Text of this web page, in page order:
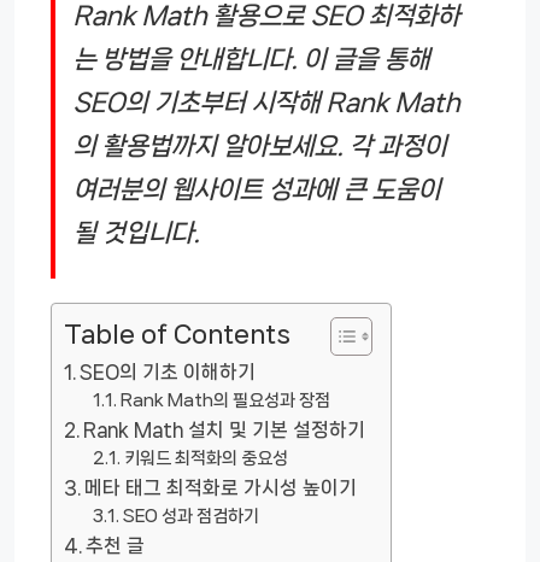
Rank Math 활용으로 SEO 최적화하
는 방법을 안내합니다. 이 글을 통해
SEO의 기초부터 시작해 Rank Math
의 활용법까지 알아보세요. 각 과정이
여러분의 웹사이트 성과에 큰 도움이
될 것입니다.
Table of Contents
SEO의 기초 이해하기
Rank Math의 필요성과 장점
Rank Math 설치 및 기본 설정하기
키워드 최적화의 중요성
메타 태그 최적화로 가시성 높이기
SEO 성과 점검하기
추천 글